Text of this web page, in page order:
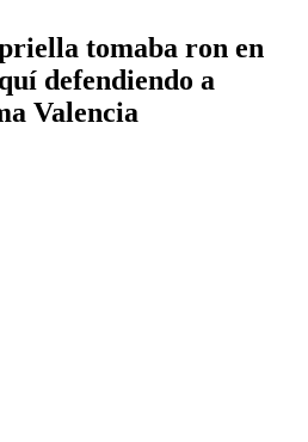
tomaba ron en
defendiendo a
Valencia